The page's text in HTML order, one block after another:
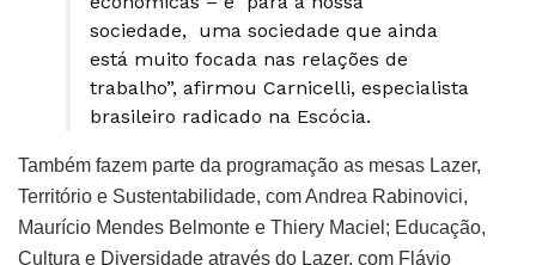
sociedade, uma sociedade que ainda
está muito focada nas relações de
trabalho”, afirmou Carnicelli, especialista
brasileiro radicado na Escócia.
Também fazem parte da programação as mesas Lazer,
Território e Sustentabilidade, com Andrea Rabinovici,
Maurício Mendes Belmonte e Thiery Maciel; Educação,
Cultura e Diversidade através do Lazer, com Flávio